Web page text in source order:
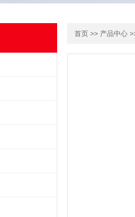
首页 >> 产品中心